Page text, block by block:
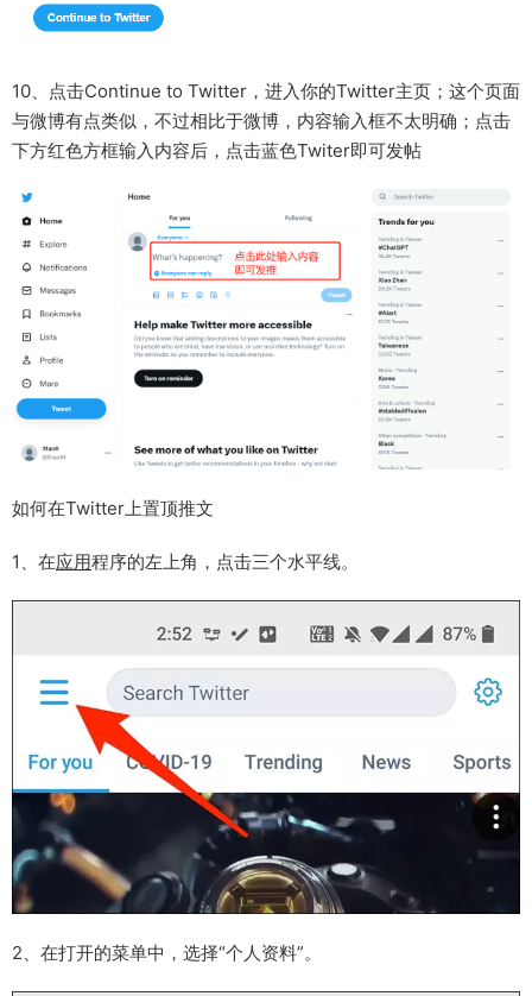
10、点击Continue to Twitter，进入你的Twitter主页；这个页面
与微博有点类似，不过相比于微博，内容输入框不太明确；点击
下方红色方框输入内容后，点击蓝色Twiter即可发帖
如何在Twitter上置顶推文
1、在应用程序的左上角，点击三个水平线。
2、在打开的菜单中，选择“个人资料”。